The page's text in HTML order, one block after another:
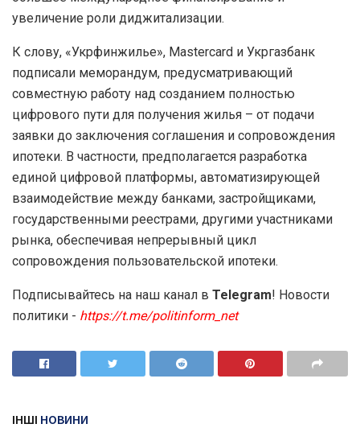
увеличение роли диджитализации.
К слову, «Укрфинжилье», Mastercard и Укргазбанк
подписали меморандум, предусматривающий
совместную работу над созданием полностью
цифрового пути для получения жилья – от подачи
заявки до заключения соглашения и сопровождения
ипотеки. В частности, предполагается разработка
единой цифровой платформы, автоматизирующей
взаимодействие между банками, застройщиками,
государственными реестрами, другими участниками
рынка, обеспечивая непрерывный цикл
сопровождения пользовательской ипотеки.
Подписывайтесь на наш канал в Telegram! Новости
политики - https://t.me/politinform_net
ІНШІ НОВИНИ